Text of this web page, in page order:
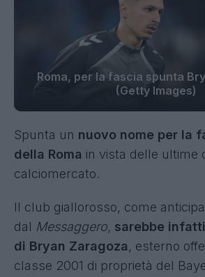
Roma, per la fascia spunta
(Getty Images)
Spunta un nuovo nome per la
della Roma in vista delle ultime
calciomercato.
Il club giallorosso, come
dal Messaggero, sarebbe
di Bryan Zaragoza, esterno
classe 2001 di proprietà del